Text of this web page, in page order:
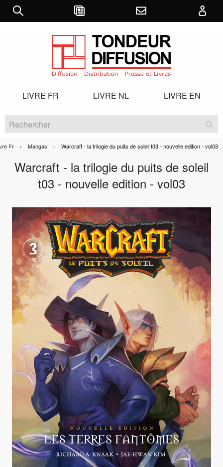
LIVRE FR LIVRE NL LIVRE EN
Fr Mangas Current:
Warcraft - la trilogie du puits de soleil t03 - nouvelle edition - vol03
Warcraft - la trilogie du puits de soleil
t03 - nouvelle edition - vol03